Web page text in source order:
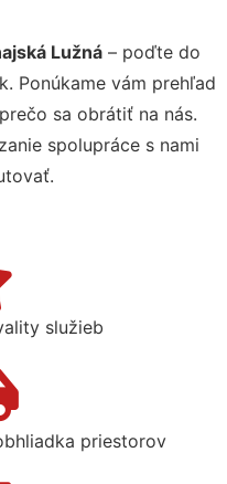
Lužná– poďte do
Ponúkame vám prehľad
sa obrátiť na nás.
spolupráce s nami
služieb
priestorov